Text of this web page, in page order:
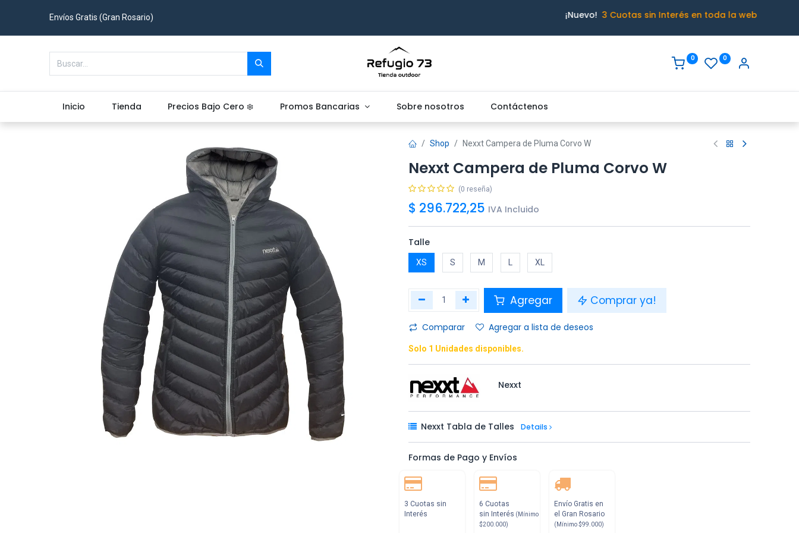
Envíos Gratis (Gran Rosario) ¡Nuevo!3 Cuotas sin Interés en toda la web
0 0
Inicio Tienda Precios Bajo Cero ❄️ Promos Bancarias Sobre nosotros Contáctenos
Shop Nexxt Campera de Pluma Corvo W
Nexxt Campera de Pluma Corvo W
(0 reseña)
$ 296.722,25 IVA Incluido
Talle
XS S M XL
Agregar Comprar ya!
Comparar Agregar a lista de deseos
Solo 1 Unidades disponibles.
Nexxt
Nexxt Tabla de Talles Details
Formas de Pago y Envíos
3 Cuotas sin
Interés
6 Cuotas
sin Interés (Mínimo
$200.000)
Envío Gratis en
el Gran Rosario
(Mínimo $99.000)